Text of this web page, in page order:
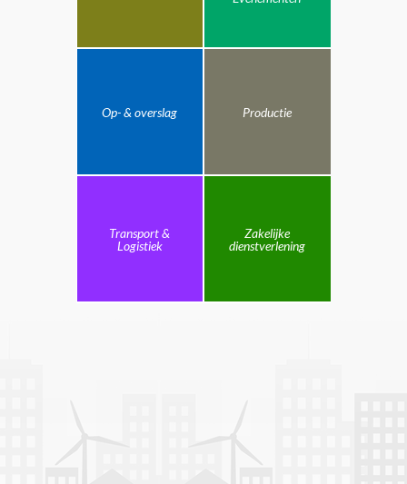
Op- & overslag Productie
Transport &
Logistiek
Zakelijke
dienstverlening